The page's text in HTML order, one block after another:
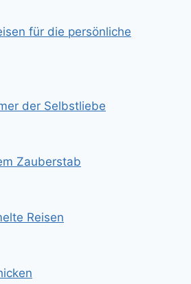
für die persönliche
der Selbstliebe
Zauberstab
Reisen